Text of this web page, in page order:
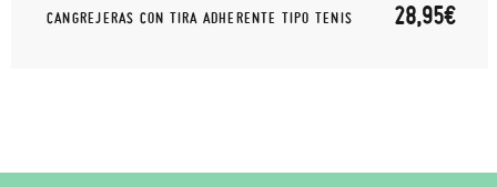
CANGREJERAS CON TIRA ADHERENTE TIPO TENIS 28,95€